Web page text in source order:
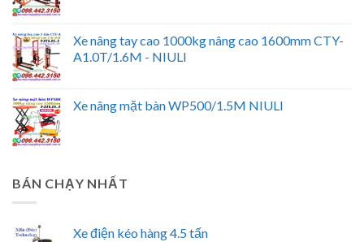
Xe nâng tay cao 1000kg nâng cao 1600mm CTY-
A1.0T/1.6M - NIULI
Xe nâng mặt bàn WP500/1.5M NIULI
BÁN CHẠY NHẤT
Xe điện kéo hàng 4.5 tấn